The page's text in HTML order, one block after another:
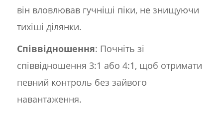
він вловлював гучніші піки, не знищуючи
тихіші ділянки.
Співвідношення: Почніть зі
співвідношення 3:1 або 4:1, щоб отримати
певний контроль без зайвого
навантаження.